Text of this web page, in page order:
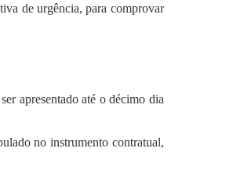
de urgência, para comprovar
apresentado até o décimo dia
no instrumento contratual,